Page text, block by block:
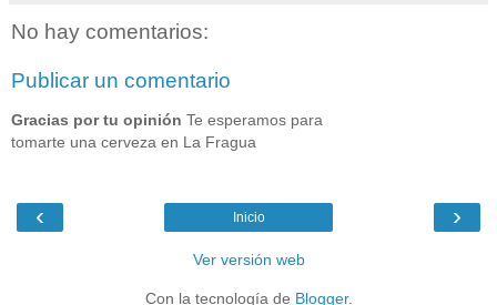
No hay comentarios:
Publicar un comentario
Gracias por tu opinión Te esperamos para
tomarte una cerveza en La Fragua
‹ ›
Inicio
Ver versión web
Con la tecnología de Blogger.